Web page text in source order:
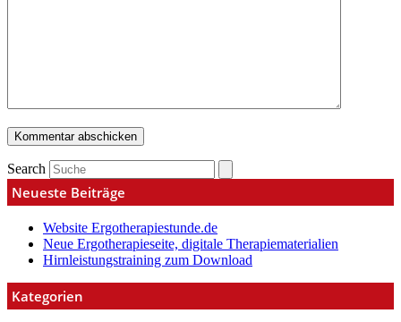
Search
Neueste Beiträge
Website Ergotherapiestunde.de
Neue Ergotherapieseite, digitale Therapiematerialien
Hirnleistungstraining zum Download
Kategorien